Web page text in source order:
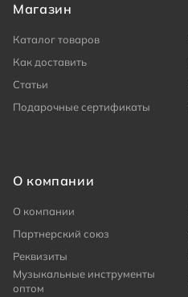
Магазин
Каталог товаров
Как доставить
Статьи
Подарочные сертификаты
О компании
О компании
Партнерский союз
Реквизиты
Музыкальные инструменты
оптом